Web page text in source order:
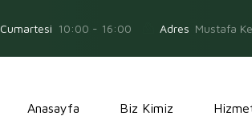
Cumartesi 10:00 - 16:00 Adres Mustafa
Anasayfa Biz Kimiz